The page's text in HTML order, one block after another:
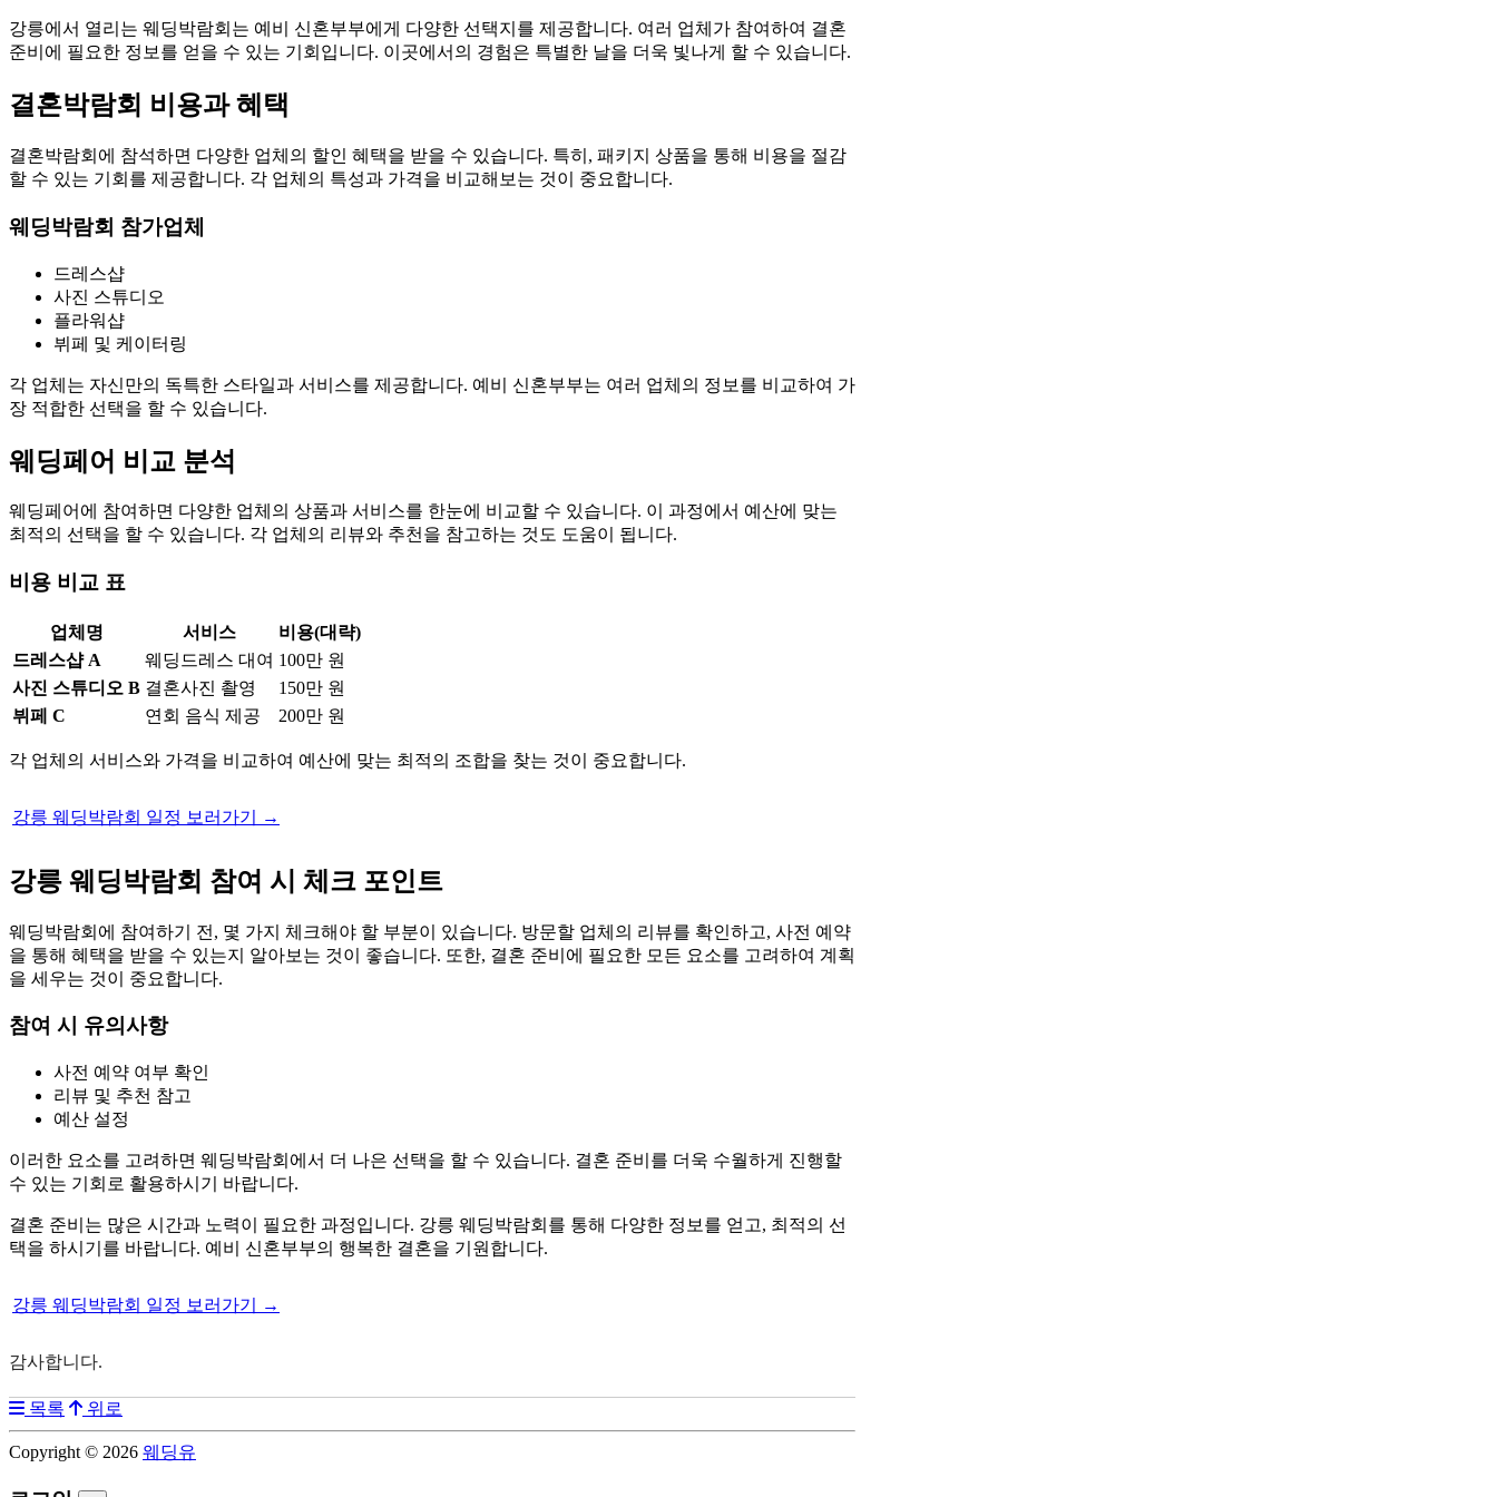
강릉에서 열리는 웨딩박람회는 예비 신혼부부에게 다양한 선택지를 제공합니다. 여러 업체가 참여하여 결혼
준비에 필요한 정보를 얻을 수 있는 기회입니다. 이곳에서의 경험은 특별한 날을 더욱 빛나게 할 수 있습니다.
결혼박람회 비용과 혜택
결혼박람회에 참석하면 다양한 업체의 할인 혜택을 받을 수 있습니다. 특히, 패키지 상품을 통해 비용을 절감
할 수 있는 기회를 제공합니다. 각 업체의 특성과 가격을 비교해보는 것이 중요합니다.
웨딩박람회 참가업체
드레스샵
사진 스튜디오
플라워샵
뷔페 및 케이터링
각 업체는 자신만의 독특한 스타일과 서비스를 제공합니다. 예비 신혼부부는 여러 업체의 정보를 비교하여 가
장 적합한 선택을 할 수 있습니다.
웨딩페어 비교 분석
웨딩페어에 참여하면 다양한 업체의 상품과 서비스를 한눈에 비교할 수 있습니다. 이 과정에서 예산에 맞는
최적의 선택을 할 수 있습니다. 각 업체의 리뷰와 추천을 참고하는 것도 도움이 됩니다.
비용 비교 표
업체명 서비스
비용(대략)
드레스샵 A
웨딩드레스 대여 100만 원
사진 스튜디오 B 결혼사진 촬영
150만 원
뷔페 C
연회 음식 제공 200만 원
각 업체의 서비스와 가격을 비교하여 예산에 맞는 최적의 조합을 찾는 것이 중요합니다.
강릉 웨딩박람회 일정 보러가기 →
강릉 웨딩박람회 참여 시 체크 포인트
웨딩박람회에 참여하기 전, 몇 가지 체크해야 할 부분이 있습니다. 방문할 업체의 리뷰를 확인하고, 사전 예약
을 통해 혜택을 받을 수 있는지 알아보는 것이 좋습니다. 또한, 결혼 준비에 필요한 모든 요소를 고려하여 계획
을 세우는 것이 중요합니다.
참여 시 유의사항
사전 예약 여부 확인
리뷰 및 추천 참고
예산 설정
이러한 요소를 고려하면 웨딩박람회에서 더 나은 선택을 할 수 있습니다. 결혼 준비를 더욱 수월하게 진행할
수 있는 기회로 활용하시기 바랍니다.
결혼 준비는 많은 시간과 노력이 필요한 과정입니다. 강릉 웨딩박람회를 통해 다양한 정보를 얻고, 최적의 선
택을 하시기를 바랍니다. 예비 신혼부부의 행복한 결혼을 기원합니다.
강릉 웨딩박람회 일정 보러가기 →
감사합니다.
목록 위로
Copyright © 2026 웨딩유